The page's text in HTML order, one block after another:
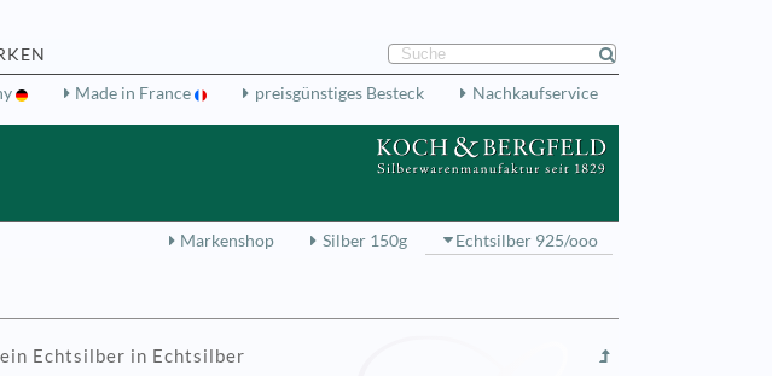
Made in France preisgünstiges Besteck Nachkaufservice
Markenshop Silber 150g Echtsilber 925/ooo
Echtsilber in Echtsilber